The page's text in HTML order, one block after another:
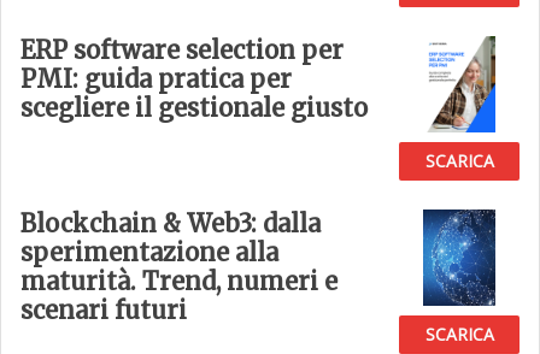
ERP software selection per
PMI: guida pratica per
scegliere il gestionale giusto
SCARICA
Blockchain & Web3: dalla
sperimentazione alla
maturità. Trend, numeri e
scenari futuri
SCARICA